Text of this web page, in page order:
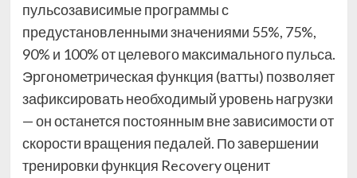
пульсозависимые программы с
предустановленными значениями 55%, 75%,
90% и 100% от целевого максимального пульса.
Эргонометрическая функция (ватты) позволяет
зафиксировать необходимый уровень нагрузки
— он останется постоянным вне зависимости от
скорости вращения педалей. По завершении
тренировки функция Recovery оценит